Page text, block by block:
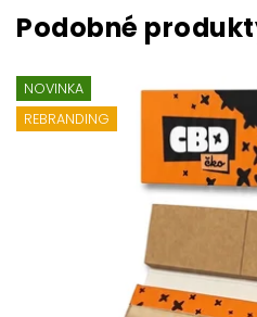
NOVINKA
REBRANDING